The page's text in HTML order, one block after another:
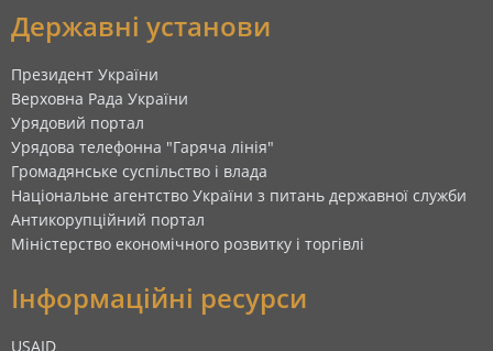
Державні установи
Президент України
Верховна Рада України
Урядовий портал
Урядова телефонна "Гаряча лінія"
Громадянське суспільство і влада
Національне агентство України з питань державної служби
Антикорупційний портал
Міністерство економічного розвитку і торгівлі
Інформаційні ресурси
USAID